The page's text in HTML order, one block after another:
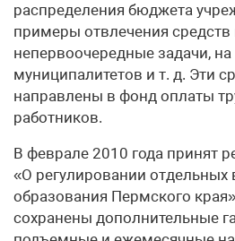
распределения бюджета
примеры отвлечения
непервоочередные задачи,
муниципалитетов и т. д. Эти
направлены в фонд оплаты
работников.
В феврале 2010 года принят
«О регулировании отдельных
образования Пермского
сохранены дополнительные